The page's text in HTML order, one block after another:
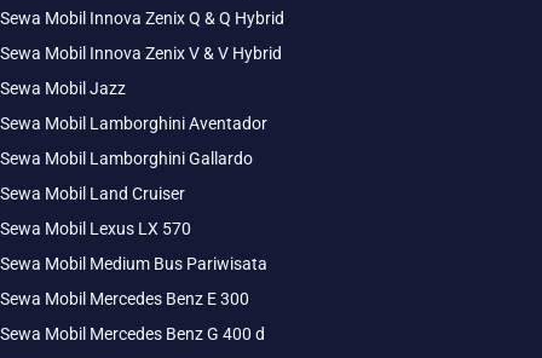
Sewa Mobil Innova Zenix Q & Q Hybrid
Sewa Mobil Innova Zenix V & V Hybrid
Sewa Mobil Jazz
Sewa Mobil Lamborghini Aventador
Sewa Mobil Lamborghini Gallardo
Sewa Mobil Land Cruiser
Sewa Mobil Lexus LX 570
Sewa Mobil Medium Bus Pariwisata
Sewa Mobil Mercedes Benz E 300
Sewa Mobil Mercedes Benz G 400 d